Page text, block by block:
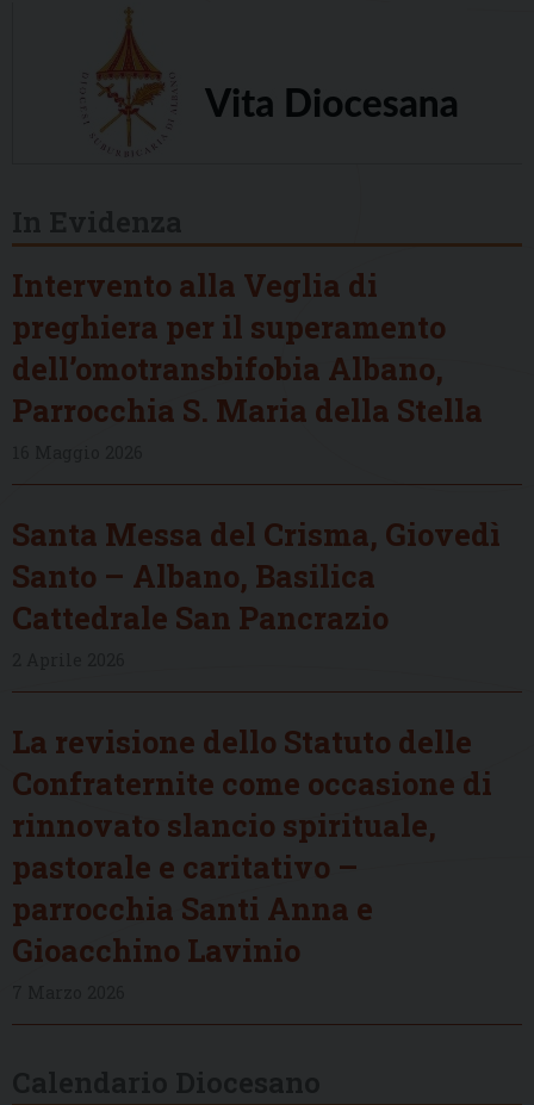
Intervento alla Veglia di
preghiera per il superamento
dell’omotransbifobia Albano,
Parrocchia S. Maria della Stella
Santa Messa del Crisma, Giovedì
Santo – Albano, Basilica
Cattedrale San Pancrazio
La revisione dello Statuto delle
Confraternite come occasione di
rinnovato slancio spirituale,
pastorale e caritativo –
parrocchia Santi Anna e
Gioacchino Lavinio